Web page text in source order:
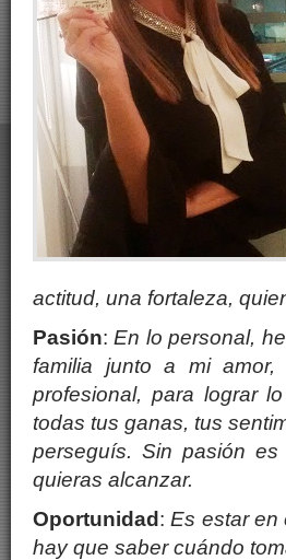
actitud, una fortaleza,
Pasión: En lo personal,
familia junto a mi
profesional, para lograr
todas tus ganas, tus
perseguís. Sin pasión es
quieras alcanzar.
Oportunidad : Es estar en
hay que saber cuándo